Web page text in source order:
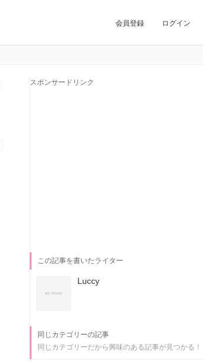
会員登録 ログイン
スポンサードリンク
この記事を書いたライター
Luccy
同じカテゴリーの記事
同じカテゴリーだから興味のある記事が見つかる！